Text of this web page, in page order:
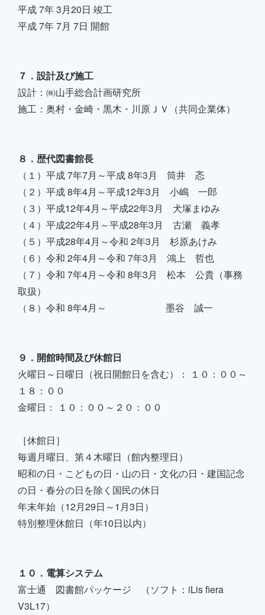
平成 7年 3月20日 竣工
平成 7年 7月 7日 開館
７．設計及び施工
設計：㈱山手総合計画研究所
施工：奥村・金崎・黒木・川原ＪＶ（共同企業体）
８．歴代図書館長
（１）平成 7年7月～平成 8年3月 筒井 忞
（２）平成 8年4月～平成12年3月 小嶋 一郎
（３）平成12年4月～平成22年3月 犬塚まゆみ
（４）平成22年4月～平成28年3月 古瀬 義孝
（５）平成28年4月～令和 2年3月 杉原あけみ
（６）令和 2年4月～令和 7年3月 鴻上 哲也
（７）令和 7年4月～令和 8年3月 松本 公貴（事務
取扱）
（８）令和 8年4月～ 墨谷 誠一
９．開館時間及び休館日
火曜日～日曜日（祝日開館日を含む）： １０：００～
１８：００
金曜日： １０：００～２０：００
［休館日］
毎週月曜日、第４木曜日（館内整理日）
昭和の日・こどもの日・山の日・文化の日・建国記念
の日・春分の日を除く国民の休日
年末年始（12月29日～1月3日）
特別整理休館日（年10日以内）
１０．電算システム
富士通 図書館パッケージ （ソフト：iLis fiera
V3L17）